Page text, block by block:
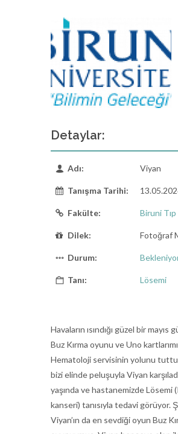
Detaylar:
Adı: Viyan
Tanışma Tarihi:
Fakülte: Biruni
Dilek: Fotoğraf
Durum:
Tanı: Lösemi
Havaların ısındığı güzel bir mayıs
Buz Kırma oyunu ve Uno
Hematoloji servisinin yolunu
bizi elinde peluşuyla Viyan
yaşında ve hastanemizde Lösemi
kanseri) tanısıyla tedavi görüyor.
Viyan’ın da en sevdiği oyun Buz